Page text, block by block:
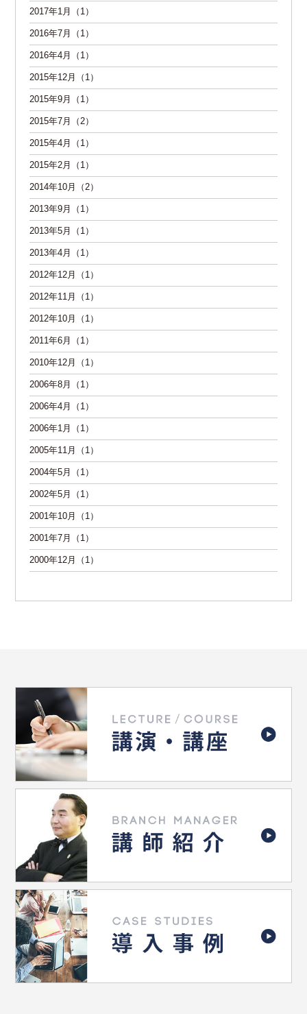
2017年1月（1）
2016年7月（1）
2016年4月（1）
2015年12月（1）
2015年9月（1）
2015年7月（2）
2015年4月（1）
2015年2月（1）
2014年10月（2）
2013年9月（1）
2013年5月（1）
2013年4月（1）
2012年12月（1）
2012年11月（1）
2012年10月（1）
2011年6月（1）
2010年12月（1）
2006年8月（1）
2006年4月（1）
2006年1月（1）
2005年11月（1）
2004年5月（1）
2002年5月（1）
2001年10月（1）
2001年7月（1）
2000年12月（1）